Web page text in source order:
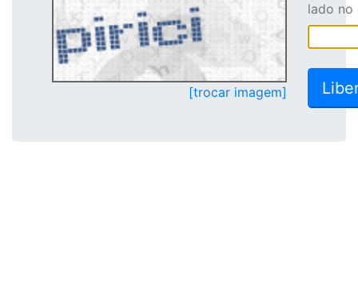
[trocar imagem]
lado no